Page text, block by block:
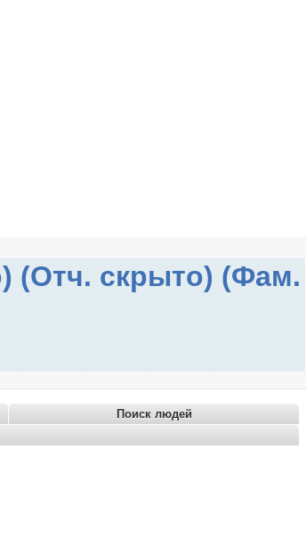
(Отч. скрыто) (Фам.
Поиск людей